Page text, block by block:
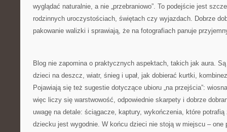
wyglądać naturalnie, a nie „przebraniowo”. To podejście jest
rodzinnych uroczystościach, świętach czy wyjazdach. Dobrze
pakowanie walizki i sprawiają, że na fotografiach panuje
Blog nie zapomina o praktycznych aspektach, takich jak aura.
dzieci na deszcz, wiatr, śnieg i upał, jak dobierać kurtki,
Pojawiają się też sugestie dotyczące ubioru „na przejścia”:
więc liczy się warstwowość, odpowiednie skarpety i dobrze
uwagę na detale: ściągacze, kaptury, wykończenia, które
dziecku jest wygodnie. W końcu dzieci nie stoją w miejscu – one